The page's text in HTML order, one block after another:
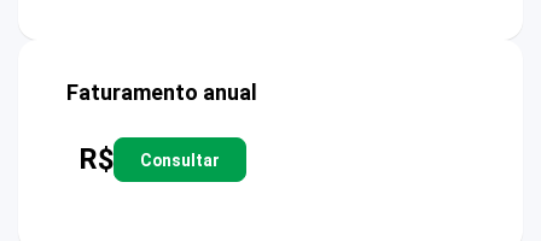
Faturamento anual
R$ Consultar